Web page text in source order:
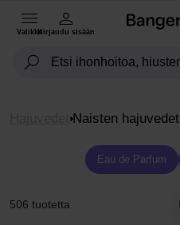
ValikkoKirjaudu sisään
Naisten hajuvedet
Eau de Parfum
506 tuotetta